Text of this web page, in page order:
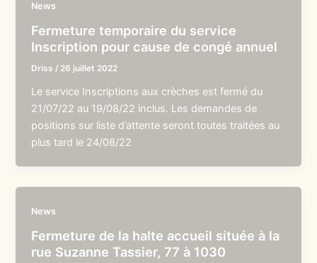
News
Fermeture temporaire du service
Inscription pour cause de congé annuel
Driss / 26 juillet 2022
Le service Inscriptions aux crèches est fermé du
21/07/22 au 19/08/22 inclus. Les demandes de
positions sur liste d’attente seront toutes traitées au
plus tard le 24/08/22
News
Fermeture de la halte accueil située à la
rue Suzanne Tassier, 77 à 1030